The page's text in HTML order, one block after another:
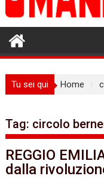
Tu sei qui Home
Tag: circolo
REGGIO
dalla